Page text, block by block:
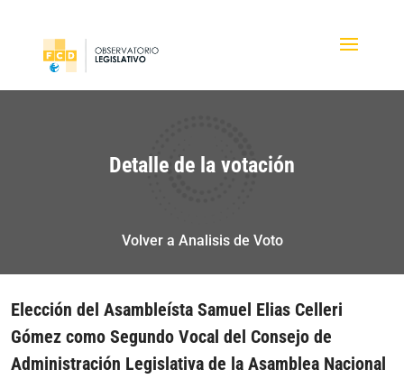
Detalle de la votación
Volver a Analisis de Voto
Elección del Asambleísta Samuel Elias Celleri
Gómez como Segundo Vocal del Consejo de
Administración Legislativa de la Asamblea Nacional